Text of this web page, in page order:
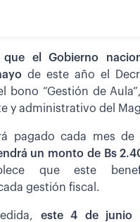
que el Gobierno
de este año el
bono “Gestión de
y administrativo del
pagado cada mes
un monto de Bs
que este
gestión fiscal.
este 4 de junio